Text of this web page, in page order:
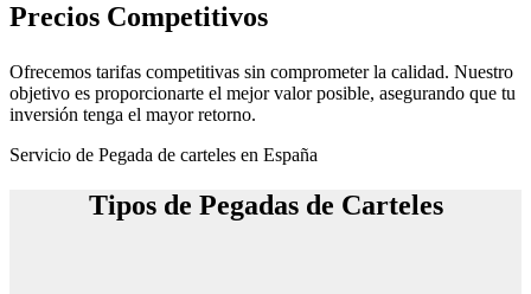
Precios Competitivos
Ofrecemos tarifas competitivas sin comprometer la calidad. Nuestro
objetivo es proporcionarte el mejor valor posible, asegurando que tu
inversión tenga el mayor retorno.
Servicio de Pegada de carteles en España
Tipos de Pegadas de Carteles